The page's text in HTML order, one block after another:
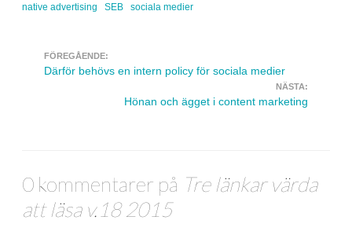
native advertising
SEB sociala medier
Navigera inlägg
FÖREGÅENDE:
Därför behövs en intern policy för sociala medier
NÄSTA:
Hönan och ägget i content marketing
0 kommentarer på Tre länkar värda
att läsa v.18 2015